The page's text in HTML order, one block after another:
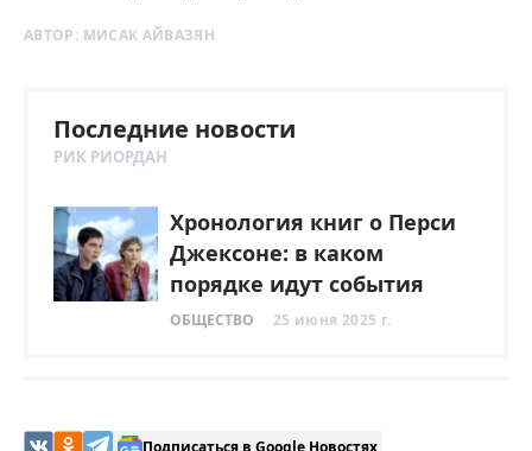
АВТОР: МИСАК АЙВАЗЯН
Последние новости
РИК РИОРДАН
Хронология книг о Перси
Джексоне: в каком
порядке идут события
ОБЩЕСТВО 25 июня 2025 г.